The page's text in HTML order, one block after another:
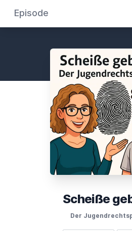
Episode
Scheiße
Der